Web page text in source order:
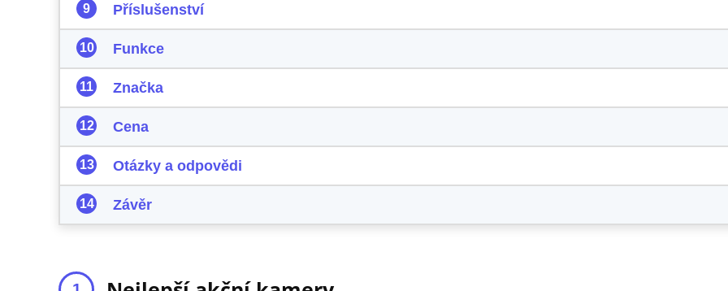
Příslušenství
Funkce
Značka
Cena
Otázky a odpovědi
Závěr